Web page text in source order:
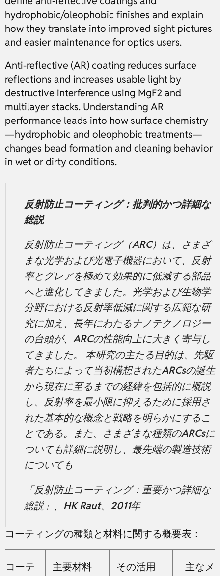
hydrophobic/oleophobic finishes and explain
how they translate into improved sight pictures
and easier maintenance for optics users.
Anti-reflective (AR) coating reduces surface
reflections and increases usable light by
destructive interference using MgF2 and
multilayer stacks. Understanding AR
performance leads into how surface chemistry
—hydrophobic and oleophobic treatments—
changes bead formation and cleaning behavior
in wet or dirty conditions.
反射防止コーティング：批判的かつ詳細な
総説
反射防止コーティング（ARC）は、さまざ
まな光学および光電子機器において、反射
率とグレアを極めて効果的に低減する部品
へと進化してきました。光学および生物学
分野における反射率低減に関する広範な研
究に加え、長年にわたるナノテクノロジー
の台頭が、ARCの性能向上に大きく寄与し
てきました。 本研究の主たる目的は、先駆
者たちによって当初構想されたARCsの誕生
から現在に至るまでの経緯を包括的に概説
し、反射率を最小限に抑えるために採用さ
れた基本的な概念と戦略を明らかにするこ
とである。また、さまざまな種類のARCsに
ついても詳細に説明し、最先端の製造技術
についても
「反射防止コーティング：重要かつ詳細な
総説」、HK Raut、2011年
コーティングの種類と材料に関する概要表：
コーテ
主要材料
その活用
主なメ